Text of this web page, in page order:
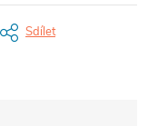
Sdílet